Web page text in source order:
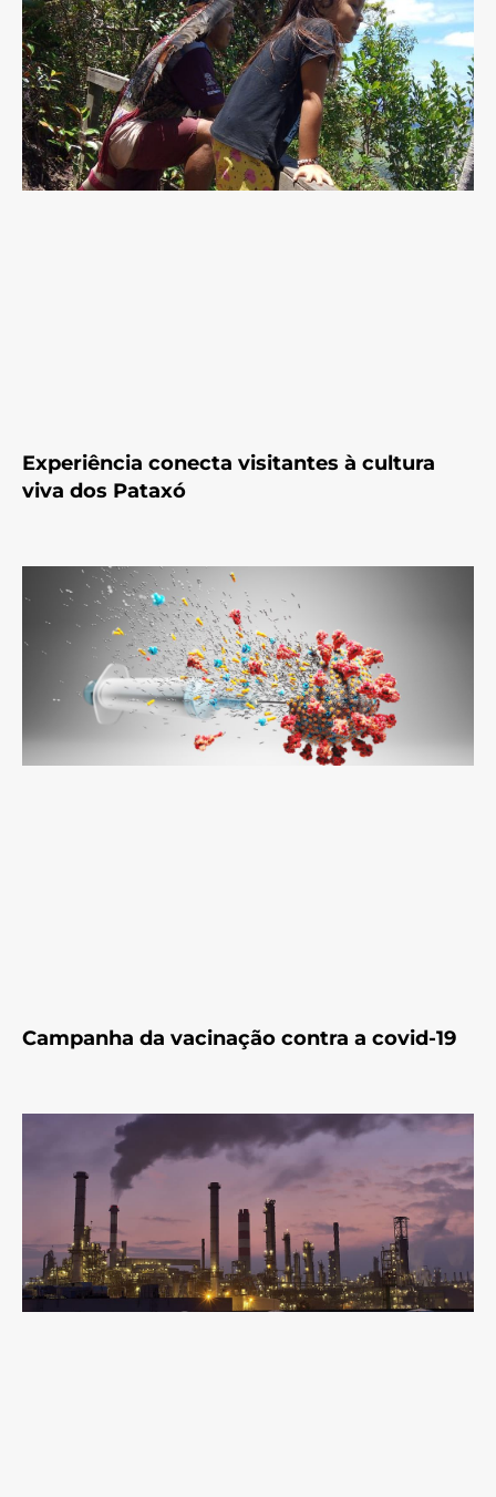
Experiência conecta visitantes à cultura
viva dos Pataxó
Campanha da vacinação contra a covid-19